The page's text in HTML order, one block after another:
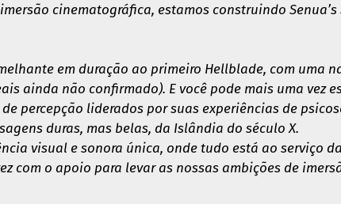
cinematográfica, estamos construindo Senua’s
em duração ao primeiro Hellblade, com uma
ainda não confirmado). E você pode mais uma vez
percepção liderados por suas experiências de
duras, mas belas, da Islândia do século X.
visual e sonora única, onde tudo está ao serviço da
com o apoio para levar as nossas ambições de